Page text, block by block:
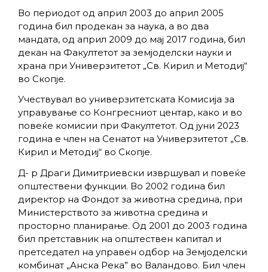
Во периодот од април 2003 до април 2005
година бил продекан за наука, а во два
мандата, од април 2009 до мај 2017 година, бил
декан на Факултетот за земјоделски науки и
храна при Универзитетот „Св. Кирил и Методиј“
во Скопје.
Учествувал во универзитетската Комисија за
управување со Конгресниот центар, како и во
повеќе комисии при Факултетот. Од јуни 2023
година е член на Сенатот на Универзитетот „Св.
Кирил и Методиј“ во Скопје.
Д- р Драги Димитриевски извршувал и повеќе
општествени функции. Во 2002 година бил
директор на Фондот за животна средина, при
Министерството за животна средина и
просторно планирање. Од 2001 до 2003 година
бил претставник на општествен капитал и
претседател на управен одбор на Земјоделски
комбинат „Анска Река” во Валандово. Бил член